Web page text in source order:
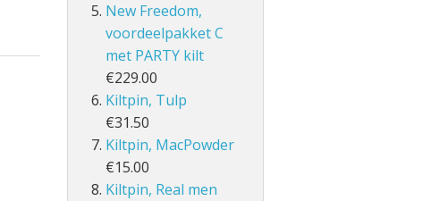
New Freedom,
voordeelpakket C
met PARTY kilt
€229.00
Kiltpin, Tulp
€31.50
Kiltpin, MacPowder
€15.00
Kiltpin, Real men